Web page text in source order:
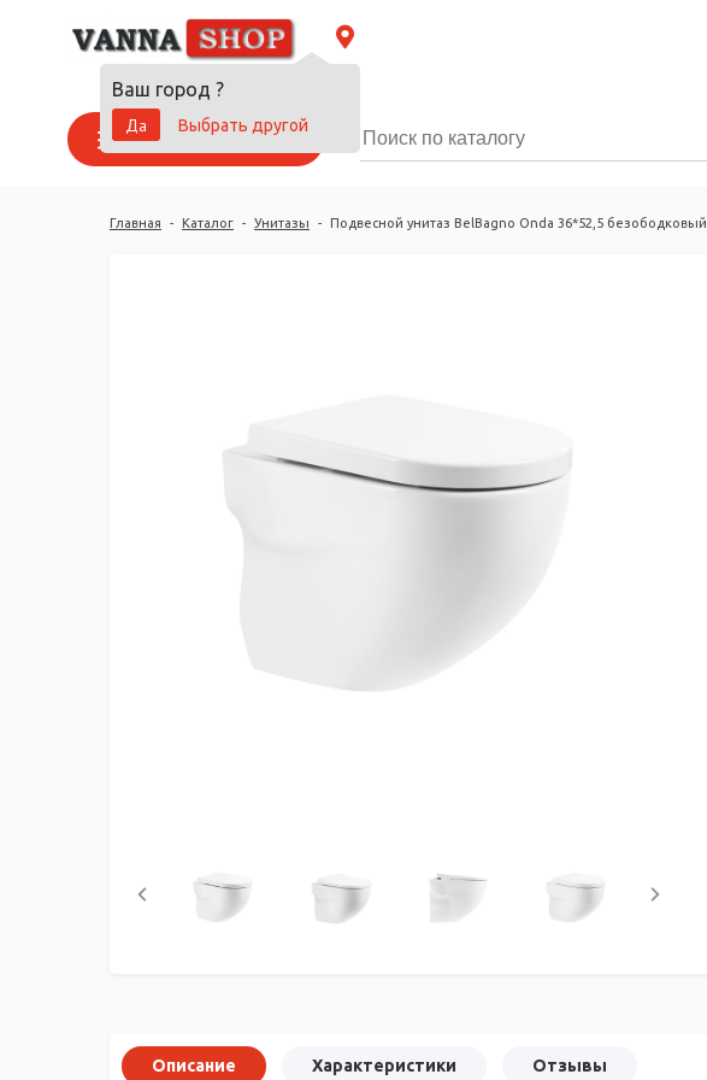
Ваш город ?
Да
Выбрать другой
Каталог товаров
Главная - Каталог - Унитазы - Подвесной унитаз BelBagno Onda 36*52,5 безободковый
Описание Характеристики Отзывы